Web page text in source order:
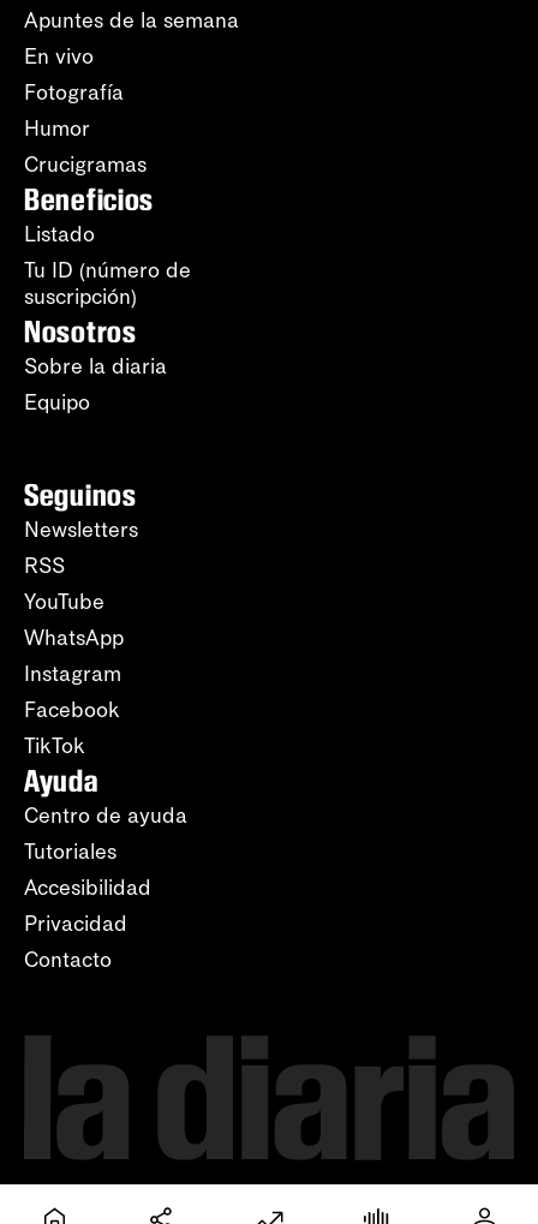
Apuntes de la semana
En vivo
Fotografía
Humor
Crucigramas
Beneficios
Listado
Tu ID (número de
suscripción)
Nosotros
Sobre la diaria
Equipo
Seguinos
Newsletters
RSS
YouTube
WhatsApp
Instagram
Facebook
TikTok
Ayuda
Centro de ayuda
Tutoriales
Accesibilidad
Privacidad
Contacto